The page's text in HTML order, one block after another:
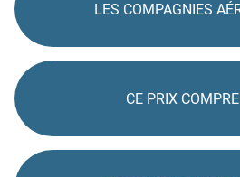
LES COMPAGNIES
CE PRIX